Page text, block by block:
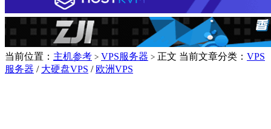
当前位置： 主机参考 > VPS服务器 > 正文 当前文章分类： VPS
服务器 / 大硬盘VPS / 欧洲VPS